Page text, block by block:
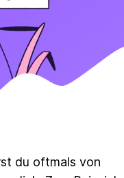
du oftmals von